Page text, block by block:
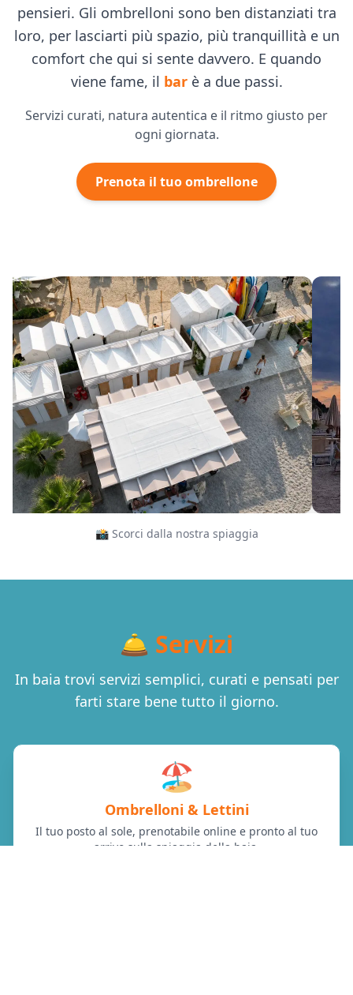
pensieri. Gli ombrelloni sono ben distanziati tra
loro, per lasciarti più spazio, più tranquillità e un
comfort che qui si sente davvero. E quando
viene fame, il barè a due passi.
Servizi curati, natura autentica e il ritmo giusto per
ogni giornata.
Prenota il tuo ombrellone
📸 Scorci dalla nostra spiaggia
🛎️ Servizi
In baia trovi servizi semplici, curati e pensati per
farti stare bene tutto il giorno.
🏖️
Ombrelloni & Lettini
Il tuo posto al sole, prenotabile online e pronto al tuo
arrivo sulla spiaggia della baia.